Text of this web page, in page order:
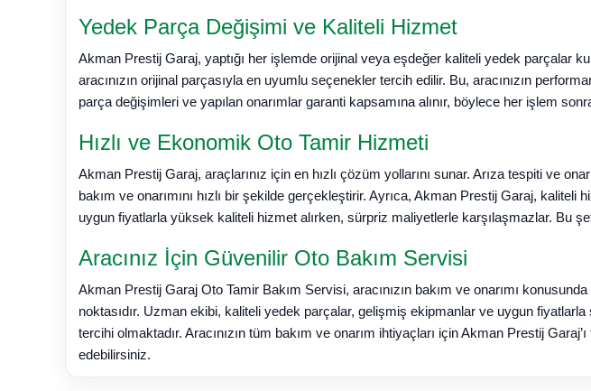
Yedek Parça Değişimi ve Kaliteli Hizmet
Akman Prestij Garaj, yaptığı her işlemde orijinal veya eşdeğer kaliteli yedek parçalar
aracınızın orijinal parçasıyla en uyumlu seçenekler tercih edilir. Bu, aracınızın
parça değişimleri ve yapılan onarımlar garanti kapsamına alınır, böylece her işlem
Hızlı ve Ekonomik Oto Tamir Hizmeti
Akman Prestij Garaj, araçlarınız için en hızlı çözüm yollarını sunar. Arıza tespiti ve
bakım ve onarımını hızlı bir şekilde gerçekleştirir. Ayrıca, Akman Prestij Garaj,
uygun fiyatlarla yüksek kaliteli hizmet alırken, sürpriz maliyetlerle karşılaşmazlar. Bu
Aracınız İçin Güvenilir Oto Bakım Servisi
Akman Prestij Garaj Oto Tamir Bakım Servisi, aracınızın bakım ve onarımı
noktasıdır. Uzman ekibi, kaliteli yedek parçalar, gelişmiş ekipmanlar ve uygun
tercihi olmaktadır. Aracınızın tüm bakım ve onarım ihtiyaçları için Akman Prestij
edebilirsiniz.